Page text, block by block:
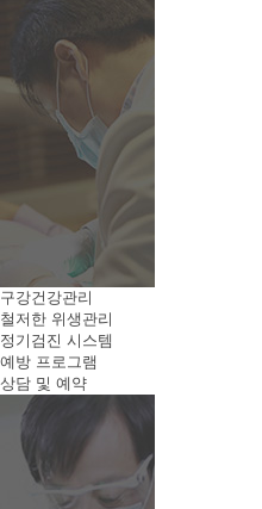
구강건강관리
철저한 위생관리
정기검진 시스템
예방 프로그램
상담 및 예약